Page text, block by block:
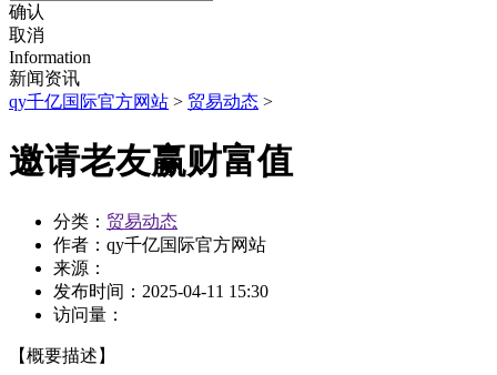
确认
取消
Information
新闻资讯
qy千亿国际官方网站 > 贸易动态 >
邀请老友赢财富值
分类： 贸易动态
作者： qy千亿国际官方网站
来源：
发布时间： 2025-04-11 15:30
访问量：
【概要描述】